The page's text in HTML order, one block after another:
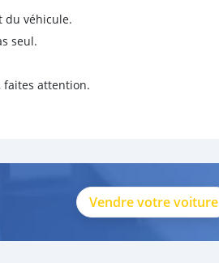
du véhicule.
seul.
faites attention.
Vendre votre voiture